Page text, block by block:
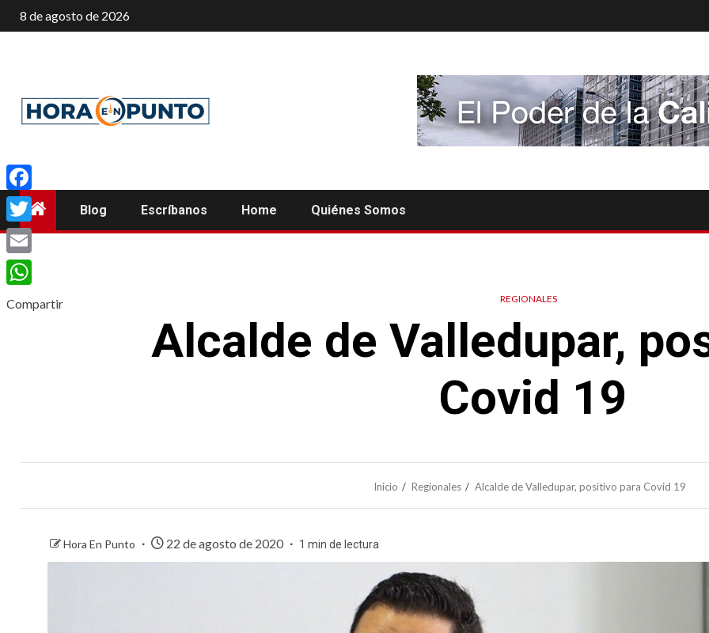
Saltar
al
8 de agosto de 2026
Blog Escríbanos Home Quiénes Somos
REGIONALES
Alcalde de Valledupar,
Covid 19
Inicio Regionales Alcalde de Valledupar, positivo para Covid 19
Hora En Punto 22 de agosto de 2020 1 min de lectura
Facebook
Twitter
Email
WhatsApp
Compartir